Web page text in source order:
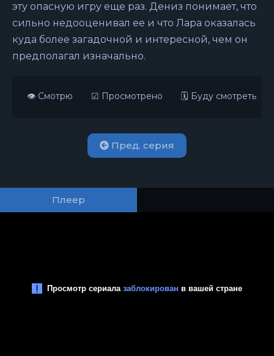
эту опасную игру еще раз. Дениз понимает, что
сильно недооценивал ее и что Лара оказалась
куда более загадочной и интересной, чем он
предполагал изначально.
👁 Смотрю ☑ Просмотрено 🗓 Буду смотреть
Пред. серия
Плеер